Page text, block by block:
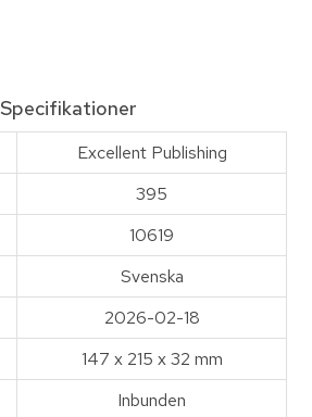
Specifikationer
Excellent Publishing
395
10619
Svenska
2026-02-18
147 x 215 x 32 mm
Inbunden